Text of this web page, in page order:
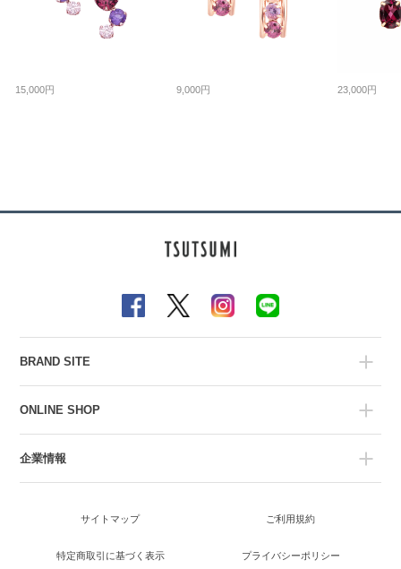
15,000円 9,000円 23,000円
BRAND SITE
ONLINE SHOP
企業情報
サイトマップ ご利用規約
特定商取引に基づく表示 プライバシーポリシー